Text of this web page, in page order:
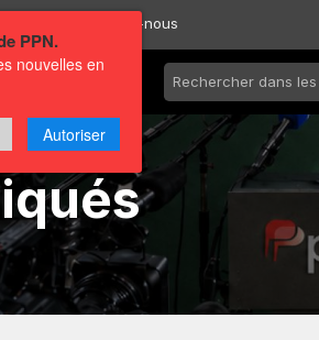
Contactez-nous
PPN.
nouvelles en
Autoriser